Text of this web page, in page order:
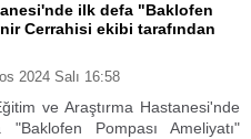
ilk defa "Baklofen
Cerrahisi ekibi tarafından
2024 Salı 16:58
ve Araştırma Hastanesi'nde
Pompası Ameliyatı"